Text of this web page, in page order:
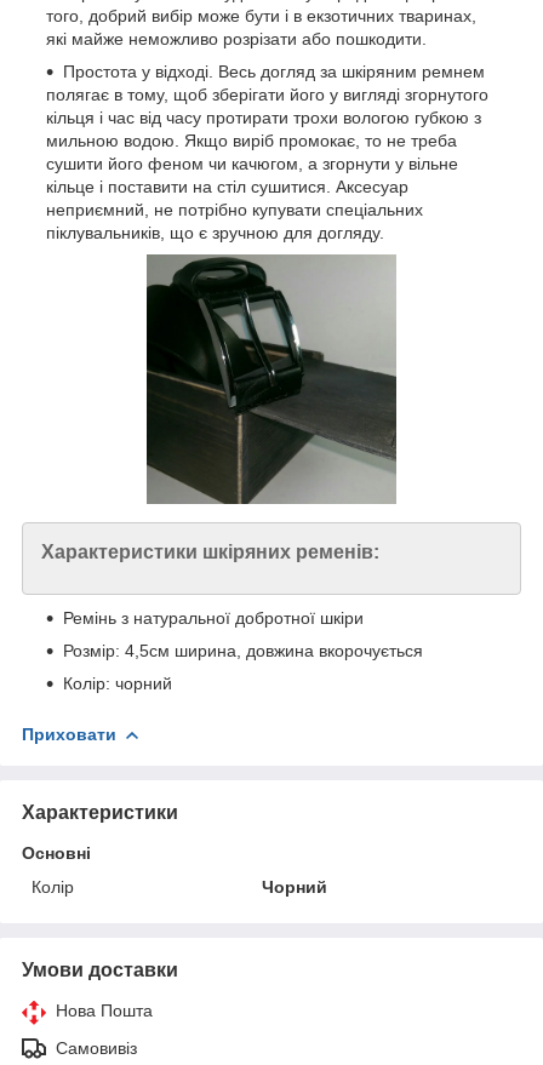
того, добрий вибір може бути і в екзотичних тваринах,
які майже неможливо розрізати або пошкодити.
Простота у відході. Весь догляд за шкіряним ремнем
полягає в тому, щоб зберігати його у вигляді згорнутого
кільця і час від часу протирати трохи вологою губкою з
мильною водою. Якщо виріб промокає, то не треба
сушити його феном чи качюгом, а згорнути у вільне
кільце і поставити на стіл сушитися. Аксесуар
неприємний, не потрібно купувати спеціальних
піклувальників, що є зручною для догляду.
Характеристики шкіряних ременів:
Ремінь з натуральної добротної шкіри
Розмір: 4,5см ширина, довжина вкорочується
Колір: чорний
Приховати
Характеристики
Основні
Колір
Чорний
Умови доставки
Нова Пошта
Самовивіз